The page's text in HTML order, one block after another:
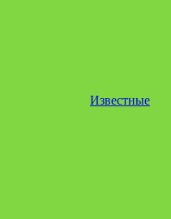
Известные